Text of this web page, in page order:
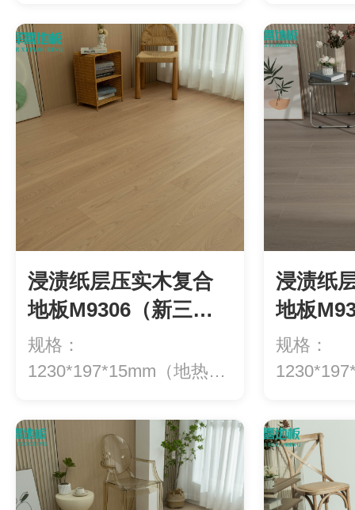
浸渍纸层压实木复合
地板M9306（新三
层）
规格：
1230*197*15mm（地热专
浸渍纸
地板
层）
规格：